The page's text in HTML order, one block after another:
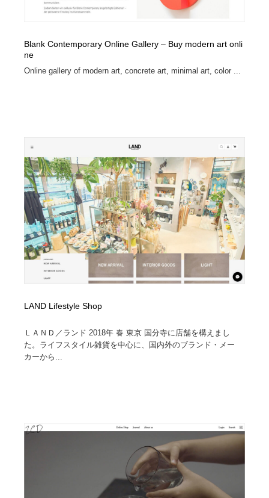
Blank Contemporary Online Gallery – Buy modern art onli
ne
Online gallery of modern art, concrete art, minimal art, color ...
LAND Lifestyle Shop
ＬＡＮＤ／ランド 2018年 春 東京 国分寺に店舗を構えまし
た。ライフスタイル雑貨を中心に、国内外のブランド・メー
カーから...